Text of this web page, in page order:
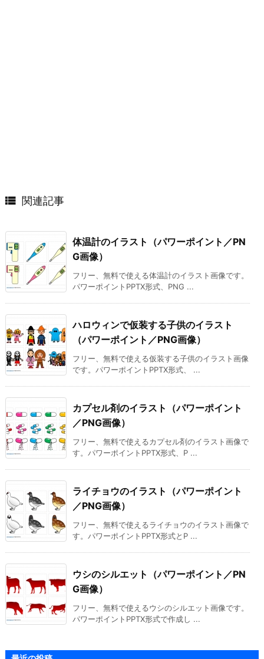
 関連記事
体温計のイラスト（パワーポイント／PN
G画像）
フリー、無料で使える体温計のイラスト画像です。
パワーポイントPPTX形式、PNG ...
ハロウィンで仮装する子供のイラスト
（パワーポイント／PNG画像）
フリー、無料で使える仮装する子供のイラスト画像
です。パワーポイントPPTX形式、 ...
カプセル剤のイラスト（パワーポイント
／PNG画像）
フリー、無料で使えるカプセル剤のイラスト画像で
す。パワーポイントPPTX形式、P ...
ライチョウのイラスト（パワーポイント
／PNG画像）
フリー、無料で使えるライチョウのイラスト画像で
す。パワーポイントPPTX形式とP ...
ウシのシルエット（パワーポイント／PN
G画像）
フリー、無料で使えるウシのシルエット画像です。
パワーポイントPPTX形式で作成し ...